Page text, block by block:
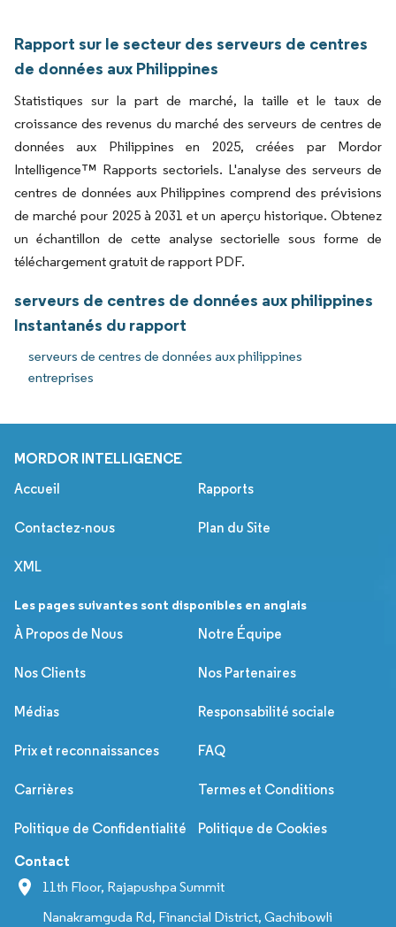
Rapport sur le secteur des serveurs de centres
de données aux Philippines
Statistiques sur la part de marché, la taille et le taux de
croissance des revenus du marché des serveurs de centres de
données aux Philippines en 2025, créées par Mordor
Intelligence™ Rapports sectoriels. L'analyse des serveurs de
centres de données aux Philippines comprend des prévisions
de marché pour 2025 à 2031 et un aperçu historique. Obtenez
un échantillon de cette analyse sectorielle sous forme de
téléchargement gratuit de rapport PDF.
serveurs de centres de données aux philippines
Instantanés du rapport
serveurs de centres de données aux philippines
entreprises
MORDOR INTELLIGENCE
Accueil Rapports
Contactez-nous Plan du Site
XML
Les pages suivantes sont disponibles en anglais
À Propos de Nous
Notre Équipe
Nos Clients Nos Partenaires
Médias Responsabilité sociale
Prix et reconnaissances FAQ
Carrières Termes et Conditions
Politique de Confidentialité Politique de Cookies
Contact
11th Floor, Rajapushpa Summit
Nanakramguda Rd, Financial District, Gachibowli